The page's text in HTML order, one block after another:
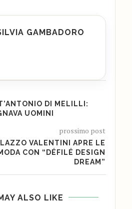
GAMBADORO
DI MELILLI:
UOMINI
prossimo post
VALENTINI APRE LE
CON “DÉFILÉ DESIGN
DREAM”
ALSO LIKE